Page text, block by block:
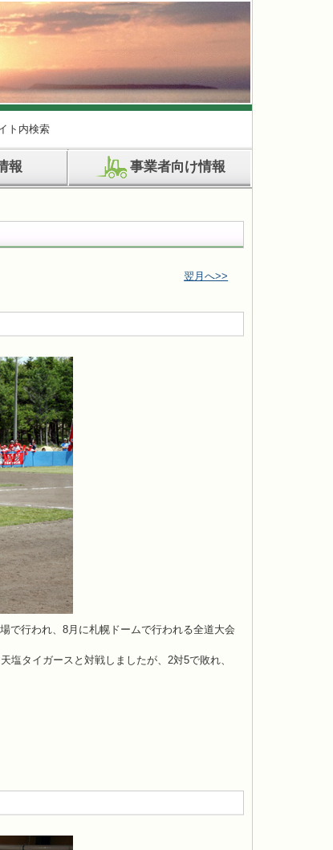
ト内検索
報 事業者向け情報
翌月へ>>
で行われ、8月に札幌ドームで行われる全道大会
タイガースと対戦しましたが、2対5で敗れ、